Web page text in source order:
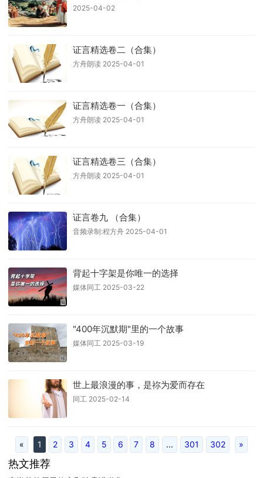
2025-04-02
证言精选卷二（合集）
方舟朗读 2025-04-01
证言精选卷一（合集）
方舟朗读 2025-04-01
证言精选卷三（合集）
方舟朗读 2025-04-01
证言卷九 （合集）
音频录制:程方舟 2025-04-01
背起十字架是你唯一的选择
媒体同工 2025-03-22
"400年沉默期"里的一个故事
媒体同工 2025-03-19
世上最浪漫的事，是祢为爱而存在
同工 2025-02-14
« 1 2 3 4 5 6 7 8 ... 301 302 »
热文推荐